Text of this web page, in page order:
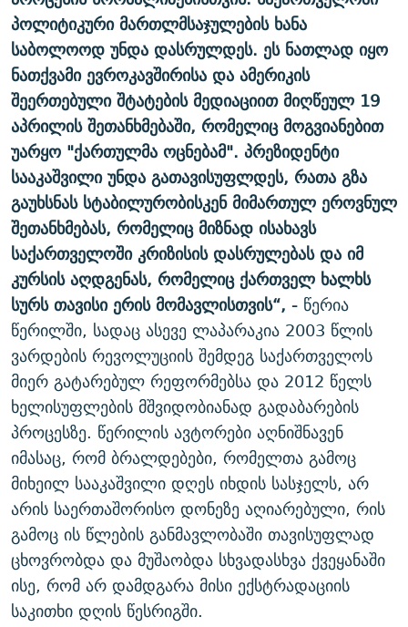
პოლიტიკური მართლმსაჯულების ხანა
საბოლოოდ უნდა დასრულდეს. ეს ნათლად იყო
ნათქვამი ევროკავშირისა და ამერიკის
შეერთებული შტატების მედიაციით მიღწეულ 19
აპრილის შეთანხმებაში, რომელიც მოგვიანებით
უარყო "ქართულმა ოცნებამ". პრეზიდენტი
სააკაშვილი უნდა გათავისუფლდეს, რათა გზა
გაუხსნას სტაბილურობისკენ მიმართულ ეროვნულ
შეთანხმებას, რომელიც მიზნად ისახავს
საქართველოში კრიზისის დასრულებას და იმ
კურსის აღდგენას, რომელიც ქართველ ხალხს
სურს თავისი ერის მომავლისთვის“, - წერია
წერილში, სადაც ასევე ლაპარაკია 2003 წლის
ვარდების რევოლუციის შემდეგ საქართველოს
მიერ გატარებულ რეფორმებსა და 2012 წელს
ხელისუფლების მშვიდობიანად გადაბარების
პროცესზე. წერილის ავტორები აღნიშნავენ
იმასაც, რომ ბრალდებები, რომელთა გამოც
მიხეილ სააკაშვილი დღეს იხდის სასჯელს, არ
არის საერთაშორისო დონეზე აღიარებული, რის
გამოც ის წლების განმავლობაში თავისუფლად
ცხოვრობდა და მუშაობდა სხვადასხვა ქვეყანაში
ისე, რომ არ დამდგარა მისი ექსტრადაციის
საკითხი დღის წესრიგში.